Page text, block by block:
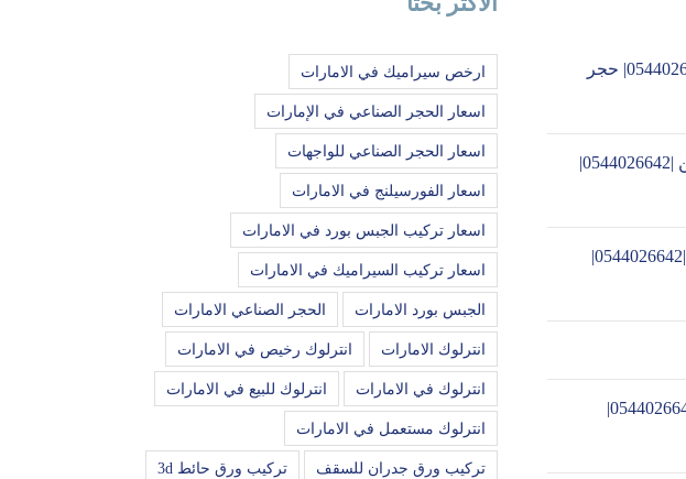
تركيب حجر صناعي في دبي |0544026642| حجر
تركيب حجر صناعي في ام القيوين |0544026642|
تركيب حجر صناعي في الشارقة |0544026642|
تركيب جبس بورد في الشارقة |0544026642|
ارخص سيراميك في الامارات
اسعار الحجر الصناعي في الإمارات
اسعار الحجر الصناعي للواجهات
اسعار الفورسيلنج في الامارات
اسعار تركيب الجبس بورد في الامارات
اسعار تركيب السيراميك في الامارات
الجبس بورد الامارات الحجر الصناعي الامارات
انترلوك الامارات انترلوك رخيص في الامارات
انترلوك في الامارات انترلوك للبيع في الامارات
انترلوك مستعمل في الامارات
تركيب ورق جدران للسقف تركيب ورق حائط 3d